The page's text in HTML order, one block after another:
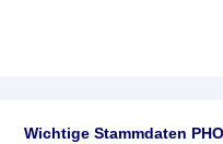
Wichtige Stammdaten